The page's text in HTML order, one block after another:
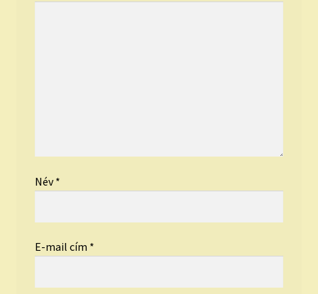
Név*
E-mail cím *